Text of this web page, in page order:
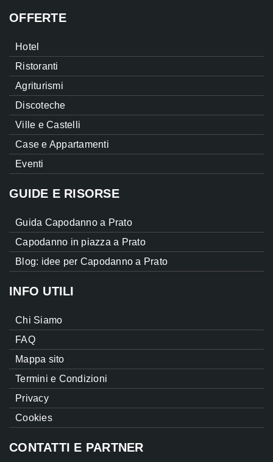
OFFERTE
Hotel
Ristoranti
Agriturismi
Discoteche
Ville e Castelli
Case e Appartamenti
Eventi
GUIDE E RISORSE
Guida Capodanno a Prato
Capodanno in piazza a Prato
Blog: idee per Capodanno a Prato
INFO UTILI
Chi Siamo
FAQ
Mappa sito
Termini e Condizioni
Privacy
Cookies
CONTATTI E PARTNER